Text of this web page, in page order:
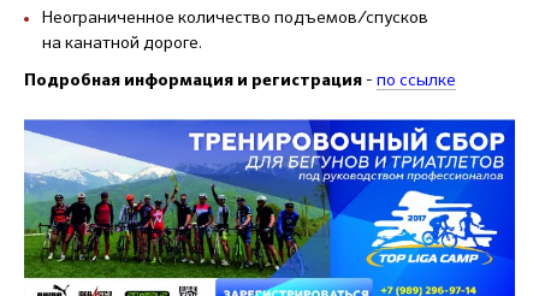
Неограниченное количество подъемов/спусков
на канатной дороге.
Подробная информация и регистрация - по ссылке